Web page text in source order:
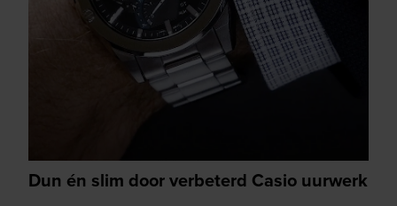
Dun én slim door verbeterd Casio uurwerk